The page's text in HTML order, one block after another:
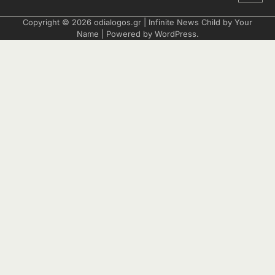
Copyright © 2026 odialogos.gr | Infinite News Child by Your
Name | Powered by WordPress.